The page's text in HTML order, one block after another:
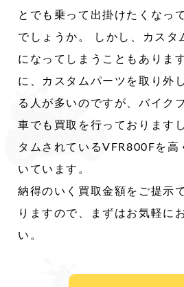
とでも乗って出掛けたくなっ
でしょうか。 しかし、カスタ
になってしまうこともありま
に、カスタムパーツを取り外
る人が多いのですが、バイク
車でも買取を行っております
タムされているVFR800Fを高
いています。
納得のいく買取金額をご提示
りますので、まずはお気軽に
い。